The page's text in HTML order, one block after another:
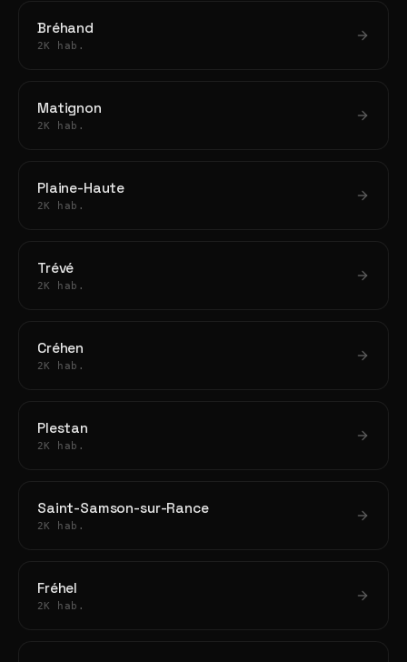
Bréhand
2K hab.
Matignon
2K hab.
Plaine-Haute
2K hab.
Trévé
2K hab.
Créhen
2K hab.
Plestan
2K hab.
Saint-Samson-sur-Rance
2K hab.
Fréhel
2K hab.